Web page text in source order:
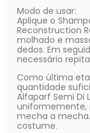
Modo de usar:
Aplique o
Reconstruction
molhado e
dedos. Em
necessário
Como última
quantidade
Alfaparf Semi Di
uniformemente,
mecha a
costume.